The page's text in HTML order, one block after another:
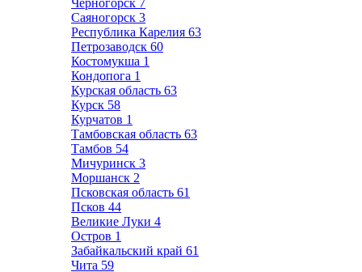
Черногорск 7
Саяногорск 3
Республика Карелия 63
Петрозаводск 60
Костомукша 1
Кондопога 1
Курская область 63
Курск 58
Курчатов 1
Тамбовская область 63
Тамбов 54
Мичуринск 3
Моршанск 2
Псковская область 61
Псков 44
Великие Луки 4
Остров 1
Забайкальский край 61
Чита 59